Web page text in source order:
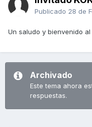
Publicado 28 de
Un saludo y bienvenido
Archivado
Este tema ahora
respuestas.